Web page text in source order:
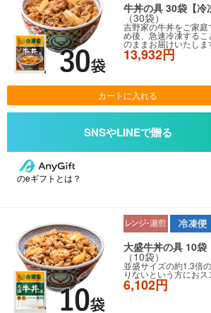
牛丼の具 30袋【冷
（30袋）
吉野家の牛丼をご家
め後、急速冷凍する
のままお届けいたしま
13,932円
カートに入れる
のeギフトとは？
大盛牛丼の具 10袋
（10袋）
並盛サイズの約1.3倍
りないという方におス
6,102円